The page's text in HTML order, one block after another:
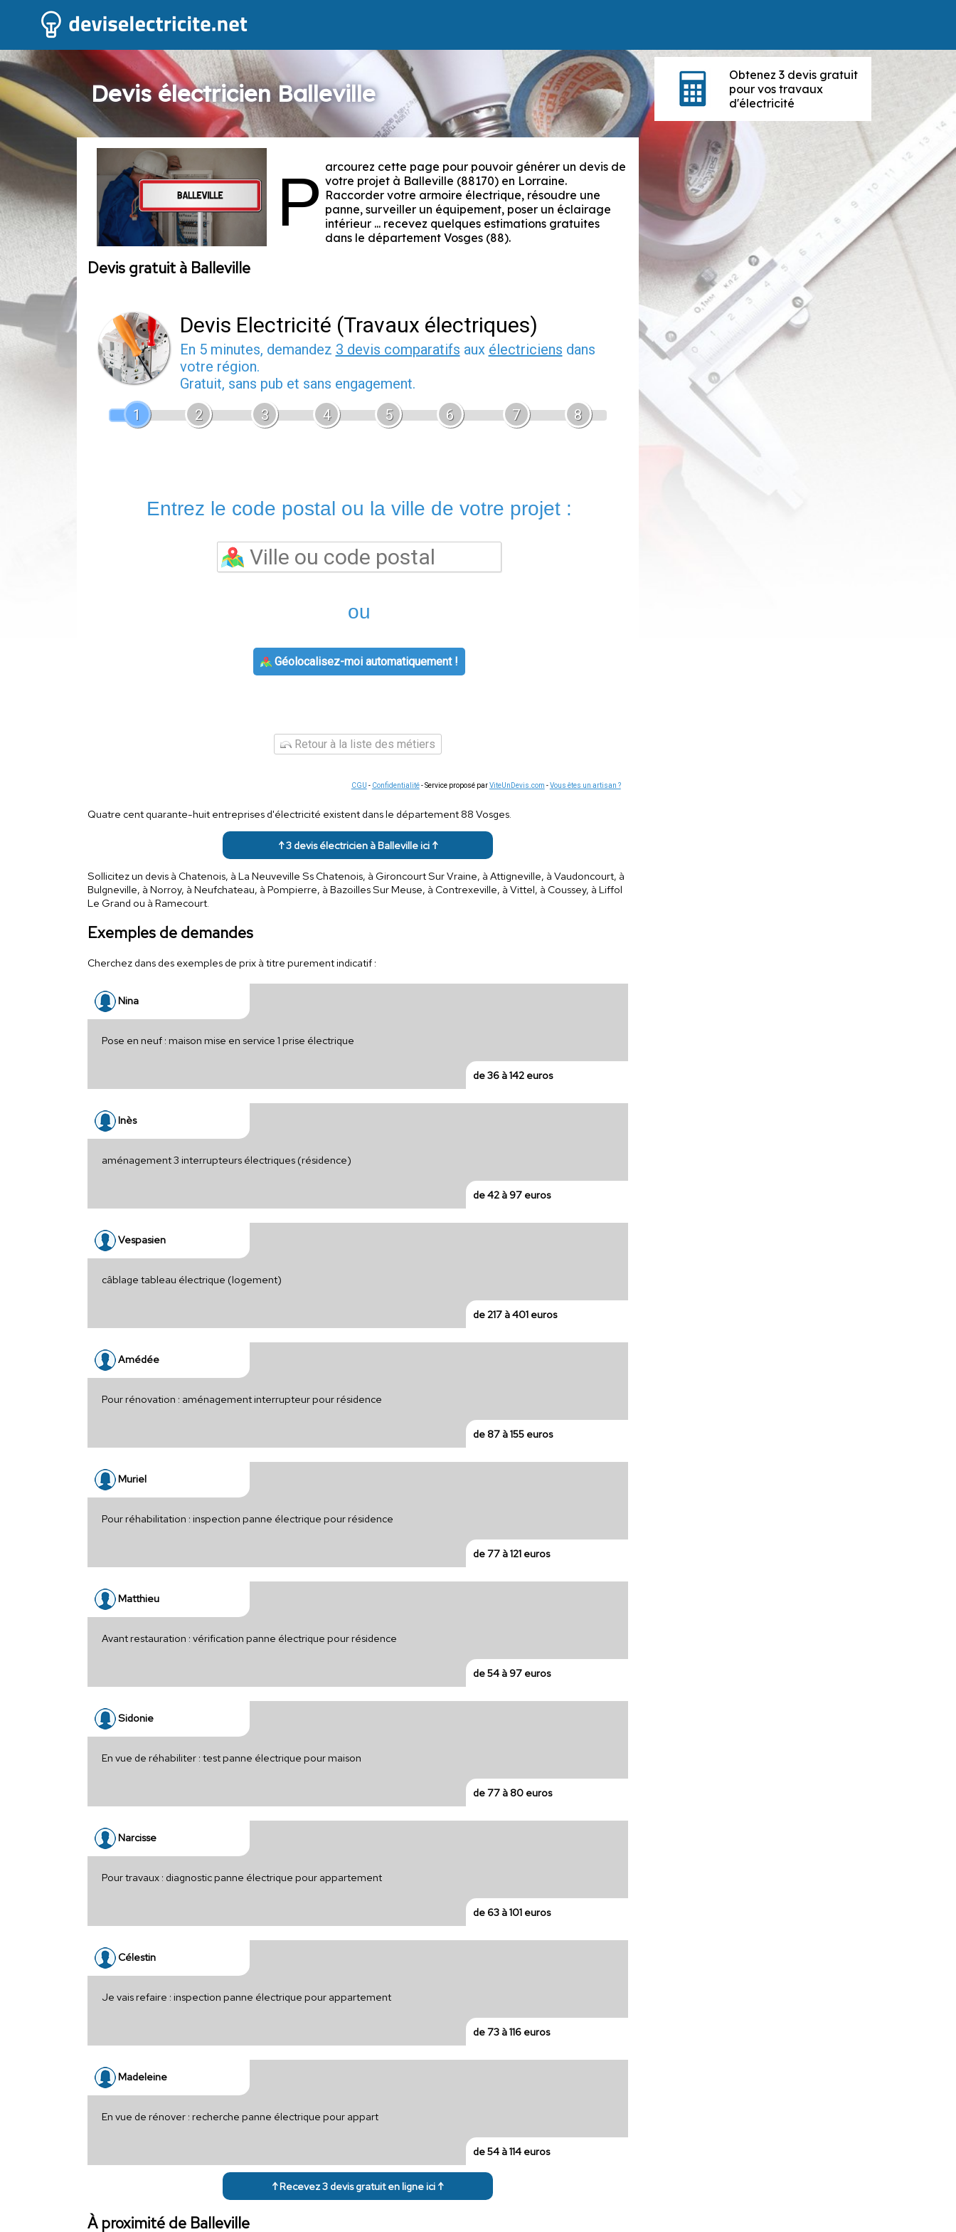
Devis électricien Balleville
P arcourez cette page pour pouvoir générer un devis de
votre projet à Balleville (88170) en Lorraine.
Raccorder votre armoire électrique, résoudre une
panne, surveiller un équipement, poser un éclairage
intérieur ... recevez quelques estimations gratuites
dans le département Vosges (88).
Devis gratuit à Balleville
Devis Electricité (Travaux électriques)
En 5 minutes, demandez 3 devis comparatifs aux électriciens dans
votre région.
Gratuit, sans pub et sans engagement.
1
2 3 4 5 6 7 8
Entrez le code postal ou la ville de votre projet :
ou
Géolocalisez-moi automatiquement !
Retour à la liste des métiers
CGU - Confidentialité- Service proposé parViteUnDevis.com -Vous êtes un artisan ?
Quatre cent quarante-huit entreprises d'électricité existent dans le département 88 Vosges.
↑ 3 devis électricien à Balleville ici ↑
Sollicitez un devis à Chatenois, à La Neuveville Ss Chatenois, à Gironcourt Sur Vraine, à Attigneville, à Vaudoncourt, à
Bulgneville, à Norroy, à Neufchateau, à Pompierre, à Bazoilles Sur Meuse, à Contrexeville, à Vittel, à Coussey, à Liffol
Le Grand ou à Ramecourt.
Exemples de demandes
Cherchez dans des exemples de prix à titre purement indicatif :
Nina
Pose en neuf : maison mise en service 1 prise électrique
de 36 à 142 euros
Inès
aménagement 3 interrupteurs électriques (résidence)
de 42 à 97 euros
Vespasien
câblage tableau électrique (logement)
de 217 à 401 euros
Amédée
Pour rénovation : aménagement interrupteur pour résidence
de 87 à 155 euros
Muriel
Pour réhabilitation : inspection panne électrique pour résidence
de 77 à 121 euros
Matthieu
Avant restauration : vérification panne électrique pour résidence
de 54 à 97 euros
Sidonie
En vue de réhabiliter : test panne électrique pour maison
de 77 à 80 euros
Narcisse
Pour travaux : diagnostic panne électrique pour appartement
de 63 à 101 euros
Célestin
Je vais refaire : inspection panne électrique pour appartement
de 73 à 116 euros
Madeleine
En vue de rénover : recherche panne électrique pour appart
de 54 à 114 euros
↑ Recevez 3 devis gratuit en ligne ici ↑
À proximité de Balleville
Obtenez 3 devis gratuit
pour vos travaux
d'électricité